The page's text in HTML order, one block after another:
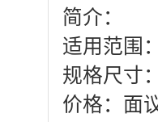
简介：
适用范围
规格尺寸
价格：面